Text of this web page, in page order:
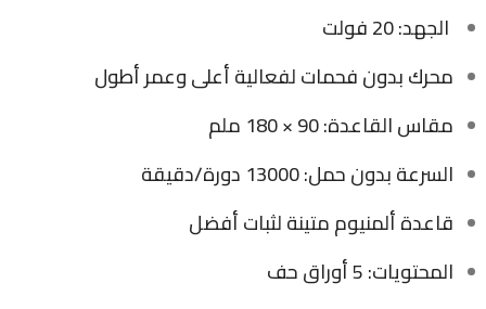
الجهد: 20 فولت
محرك بدون فحمات لفعالية أعلى وعمر أطول
مقاس القاعدة: 90 × 180 ملم
السرعة بدون حمل: 13000 دورة/دقيقة
قاعدة ألمنيوم متينة لثبات أفضل
المحتويات: 5 أوراق حف